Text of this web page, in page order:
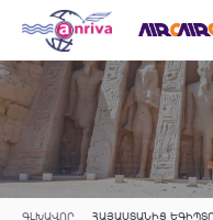
ԳԼԽԱՎՈՐ ՀԱՅԱՍՏԱՆԻՑ